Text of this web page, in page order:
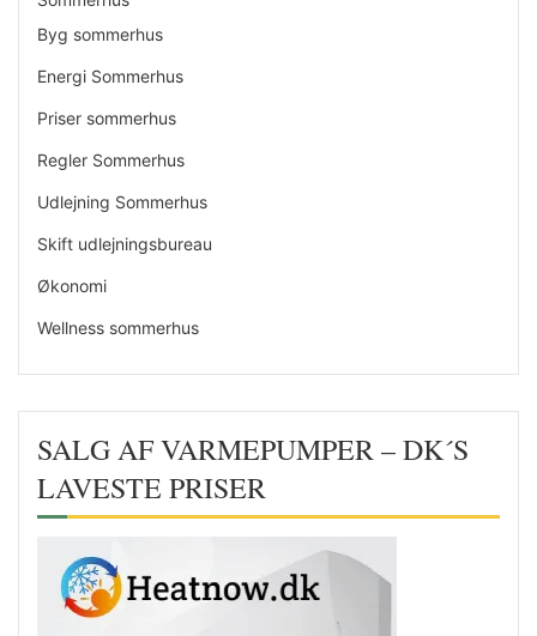
Byg sommerhus
Energi Sommerhus
Priser sommerhus
Regler Sommerhus
Udlejning Sommerhus
Skift udlejningsbureau
Økonomi
Wellness sommerhus
SALG AF VARMEPUMPER – DK´S
LAVESTE PRISER